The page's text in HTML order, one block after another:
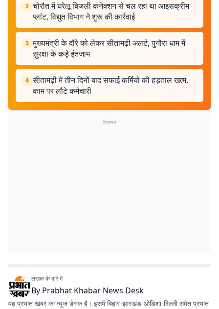
2 चोरौत में घरेलू बिजली कनेक्शन से चल रहा था आइसक्रीम
प्लांट, विद्युत विभाग ने शुरू की कार्रवाई
3 मुख्यमंत्री के दौरे को लेकर सीतामढ़ी अलर्ट, पुनौरा धाम में
सुरक्षा के कड़े इंतजाम
4 सीतामढ़ी में तीन दिनों बाद सफाई कर्मियों की हड़ताल खत्म,
काम पर लौटे कर्मचारी
विज्ञापन
लेखक के बारे में
By Prabhat Khabar News Desk
यह प्रभात खबर का न्यूज डेस्क है। इसमें बिहार-झारखंड-ओडिशा-दिल्‍ली समेत प्रभात